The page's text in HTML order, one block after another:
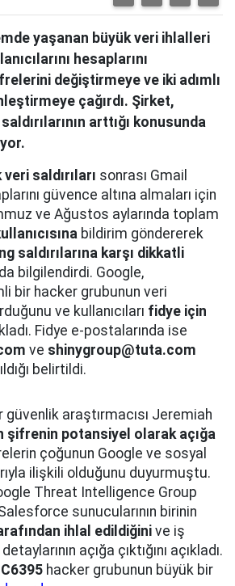
yaşanan büyük veri ihlalleri
hesaplarını
değiştirmeye ve iki adımlı
çağırdı. Şirket,
arttığı konusunda
veri saldırıları sonrası Gmail
güvence altına almaları için
ve Ağustos aylarında toplam
bildirim göndererek
saldırılarına karşı dikkatli
bilgilendirdi. Google,
bir hacker grubunun veri
ve kullanıcıları fidye için
Fidye e-postalarında ise
ve shinygroup@tuta.com
belirtildi.
güvenlik araştırmacısı Jeremiah
şifrenin potansiyel olarak açığa
çoğunun Google ve sosyal
ilişkili olduğunu duyurmuştu.
Threat Intelligence Group
sunucularının birinin
ihlal edildiğini ve iş
açığa çıktığını açıkladı.
hacker grubunun büyük bir